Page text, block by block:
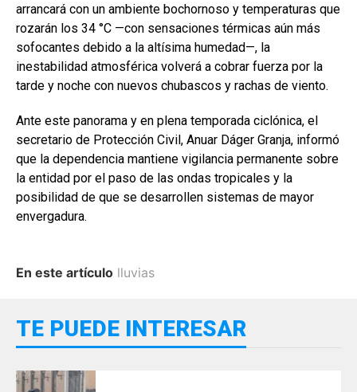
arrancará con un ambiente bochornoso y temperaturas que
rozarán los 34 °C —con sensaciones térmicas aún más
sofocantes debido a la altísima humedad—, la
inestabilidad atmosférica volverá a cobrar fuerza por la
tarde y noche con nuevos chubascos y rachas de viento.
Ante este panorama y en plena temporada ciclónica, el
secretario de Protección Civil, Anuar Dáger Granja, informó
que la dependencia mantiene vigilancia permanente sobre
la entidad por el paso de las ondas tropicales y la
posibilidad de que se desarrollen sistemas de mayor
envergadura.
En este artículo lluvias
TE PUEDE INTERESAR